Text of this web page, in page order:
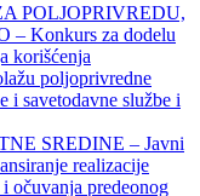
POLJOPRIVREDU,
Konkurs za dodelu
korišćenja
poljoprivredne
i savetodavne službe i
SREDINE – Javni
realizacije
očuvanja predeonog